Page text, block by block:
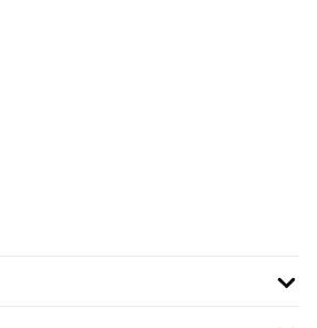
Y debo decir: ¡En muchos sentidos, es
El aparato tiene un aspecto
llamativos. La fabricación es de primera
habitación un toque moderno al
a la perfección. Poder encender el calefactor
bien, el quid de la cuestión: El calefactor es
que suele ser difícil de calentar.Aunque el
y sin duda funcionaría de maravilla en